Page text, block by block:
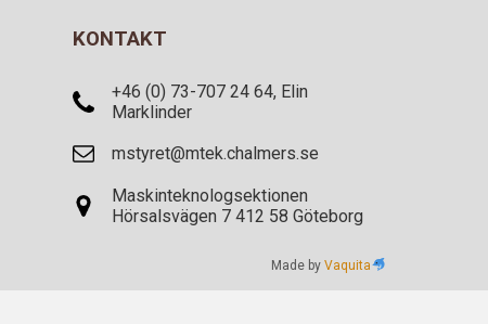
KONTAKT
+46 (0) 73-707 24 64, Elin
Marklinder
mstyret@mtek.chalmers.se
Maskinteknologsektionen
Hörsalsvägen 7 412 58 Göteborg
Made byVaquita